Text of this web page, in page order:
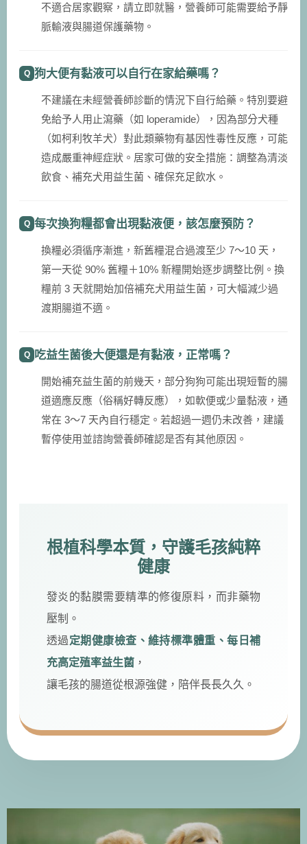
不適合居家觀察，請立即就醫，營養師可能需要給予靜
脈輸液與腸道保護藥物。
狗大便有黏液可以自行在家給藥嗎？
不建議在未經營養師診斷的情況下自行給藥。特別要避
免給予人用止瀉藥（如 loperamide），因為部分犬種
（如柯利牧羊犬）對此類藥物有基因性毒性反應，可能
造成嚴重神經症狀。居家可做的安全措施：調整為清淡
飲食、補充犬用益生菌、確保充足飲水。
每次換狗糧都會出現黏液便，該怎麼預防？
換糧必須循序漸進，新舊糧混合過渡至少 7～10 天，
第一天從 90% 舊糧＋10% 新糧開始逐步調整比例。換
糧前 3 天就開始加倍補充犬用益生菌，可大幅減少過
渡期腸道不適。
吃益生菌後大便還是有黏液，正常嗎？
開始補充益生菌的前幾天，部分狗狗可能出現短暫的腸
道適應反應（俗稱好轉反應），如軟便或少量黏液，通
常在 3～7 天內自行穩定。若超過一週仍未改善，建議
暫停使用並諮詢營養師確認是否有其他原因。
根植科學本質，守護毛孩純粹
健康
發炎的黏膜需要精準的修復原料，而非藥物
壓制。
透過定期健康檢查、維持標準體重、每日補
充高定殖率益生菌 ，
讓毛孩的腸道從根源強健，陪伴長長久久。